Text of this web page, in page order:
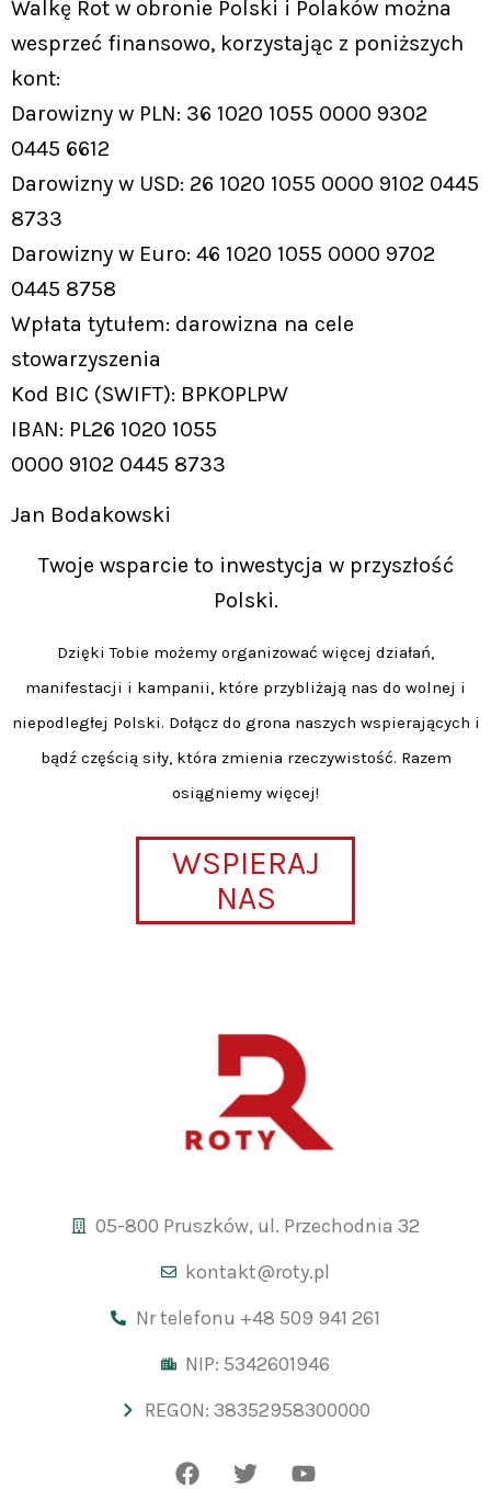
Walkę Rot w obronie Polski i Polaków można
wesprzeć finansowo, korzystając z poniższych
kont:
Darowizny w PLN: 36 1020 1055 0000 9302
0445 6612
Darowizny w USD: 26 1020 1055 0000 9102 0445
8733
Darowizny w Euro: 46 1020 1055 0000 9702
0445 8758
Wpłata tytułem: darowizna na cele
stowarzyszenia
Kod BIC (SWIFT): BPKOPLPW
IBAN: PL26 1020 1055
0000 9102 0445 8733
Jan Bodakowski
Twoje wsparcie to inwestycja w przyszłość
Polski.
Dzięki Tobie możemy organizować więcej działań,
manifestacji i kampanii, które przybliżają nas do wolnej i
niepodległej Polski. Dołącz do grona naszych wspierających i
bądź częścią siły, która zmienia rzeczywistość. Razem
osiągniemy więcej!
WSPIERAJ
NAS
05-800 Pruszków, ul. Przechodnia 32
kontakt@roty.pl
Nr telefonu +48 509 941 261
NIP: 5342601946
REGON: 38352958300000